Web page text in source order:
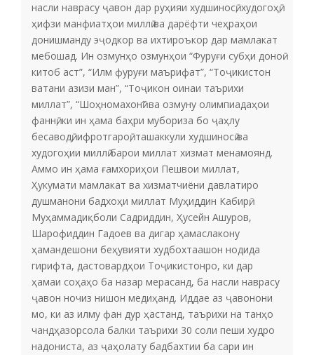
насли наврасу ҷавон дар руҳияи худшиносӣ, худогоҳӣ,
ҳифзи манфиатҳои миллӣ ва дарёфти чеҳраҳои
донишманду эҷодкор ва ихтироъкор дар мамлакат
мебошад. Ин озмунҳо озмунҳои “Фуруғи субҳи доноӣ
китоб аст”, “Илм фуруғи маърифат”, “Тоҷикистон
ватани азизи ман”, “Тоҷикон оинаи таърихи
миллат”, “Шоҳномахонӣ” ва озмуну олимпиадаҳои
фаннӣ, ки ин ҳама баҳри мубориза бо ҷаҳлу
бесаводӣ, ифротгароӣ, ташаккули худшиносӣ ва
худогоҳии миллӣ барои миллат хизмат менамоянд.
Аммо ин ҳама ғамхориҳои Пешвои миллат,
Ҳукумати мамлакат ва хизматчиёни давлатиро
душманони бадхоҳи миллат Муҳиддин Кабирӣ,
Муҳаммадиқболи Садриддин, Ҳусейн Ашуров,
Шарофиддин Гадоев ва дигар ҳамаслакону
ҳамандешони беҳувияти худбохтаашон нодида
гирифта, дастовардҳои Тоҷикистонро, ки дар
ҳамаи соҳаҳо ба назар мерасанд, ба насли наврасу
ҷавон ночиз нишон медиҳанд. Иддае аз ҷавонони
мо, ки аз илму фан дур ҳастанд, таърихи на танҳо
чандҳазорсола балки таърихи 30 соли пеши худро
надониста, аз ҷаҳолату бадбахтии ба сари ин